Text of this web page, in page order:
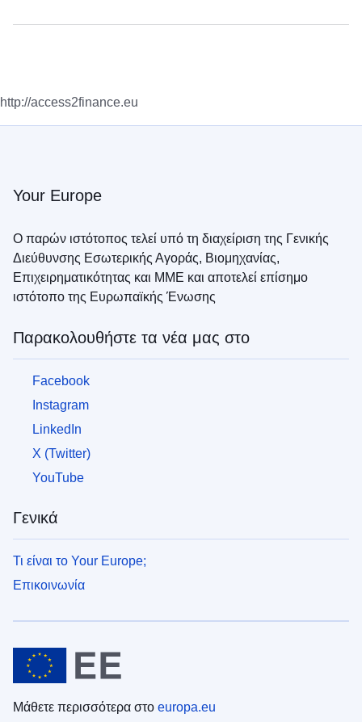
http://access2finance.eu
Your Europe
Ο παρών ιστότοπος τελεί υπό τη διαχείριση της Γενικής
Διεύθυνσης Εσωτερικής Αγοράς, Βιομηχανίας,
Επιχειρηματικότητας και ΜΜΕ και αποτελεί επίσημο
ιστότοπο της Ευρωπαϊκής Ένωσης
Παρακολουθήστε τα νέα μας στο
Facebook
Instagram
LinkedIn
X (Twitter)
YouTube
Γενικά
Τι είναι το Your Europe;
Επικοινωνία
Μάθετε περισσότερα στο europa.eu